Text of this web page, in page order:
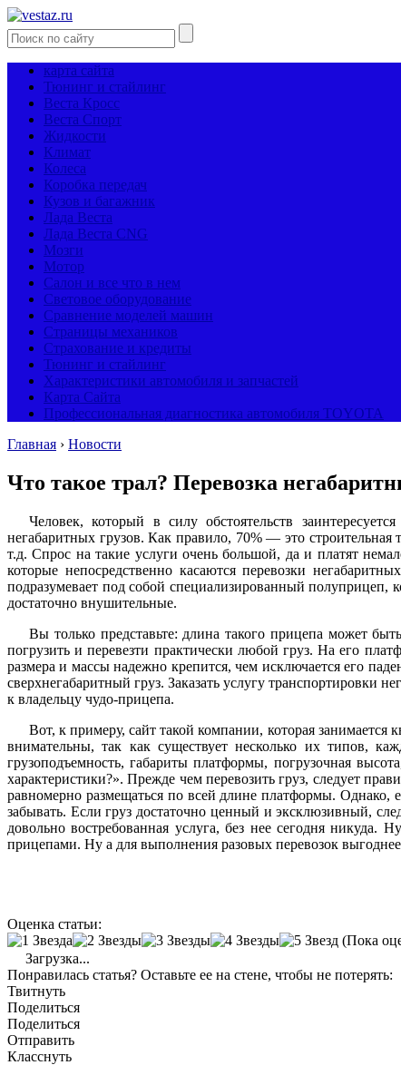
карта сайта
Тюнинг и стайлинг
Веста Кросс
Веста Спорт
Жидкости
Климат
Колеса
Коробка передач
Кузов и багажник
Лада Веста
Лада Веста CNG
Мозги
Мотор
Салон и все что в нем
Световое оборудование
Сравнение моделей машин
Страницы механиков
Страхование и кредиты
Тюнинг и стайлинг
Характеристики автомобиля и запчастей
Карта Сайта
Профессиональная диагностика автомобиля TOYOTA
Главная › Новости
Что такое трал? Перевозка
Человек, который в силу обстоятельств
негабаритных грузов. Как правило, 70% — это
т.д. Спрос на такие услуги очень большой, да и платят
которые непосредственно касаются перевозки
подразумевает под собой специализированный полуприцеп,
достаточно внушительные.
Вы только представьте: длина такого прицепа может
погрузить и перевезти практически любой груз. На его
размера и массы надежно крепится, чем исключается его
сверхнегабаритный груз. Заказать услугу транспортировки
к владельцу чудо-прицепа.
Вот, к примеру, сайт такой компании, которая
внимательны, так как существует несколько их типов,
грузоподъемность, габариты платформы, погрузочная
характеристики?». Прежде чем перевозить груз, следует
равномерно размещаться по всей длине платформы. Однако,
забывать. Если груз достаточно ценный и эксклюзивный,
довольно востребованная услуга, без нее сегодня
прицепами. Ну а для выполнения разовых перевозок
Оценка статьи:
(Пока
Загрузка...
Понравилась статья? Оставьте ее на стене, чтобы не потерять:
Твитнуть
Поделиться
Поделиться
Отправить
Класснуть